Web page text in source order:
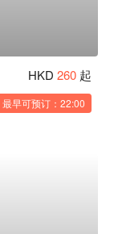
HKD 260 起
最早可预订：22:00